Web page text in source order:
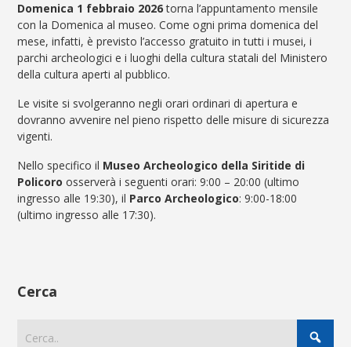
Domenica 1 febbraio 2026torna l’appuntamento mensile
con la Domenica al museo. Come ogni prima domenica del
mese, infatti, è previsto l’accesso gratuito in tutti i musei, i
parchi archeologici e i luoghi della cultura statali del Ministero
della cultura aperti al pubblico.
Le visite si svolgeranno negli orari ordinari di apertura e
dovranno avvenire nel pieno rispetto delle misure di sicurezza
vigenti.
Nello specifico il Museo Archeologico della Siritide di
Policoro osserverà i seguenti orari: 9:00 – 20:00 (ultimo
ingresso alle 19:30), il Parco Archeologico: 9:00-18:00
(ultimo ingresso alle 17:30).
Cerca